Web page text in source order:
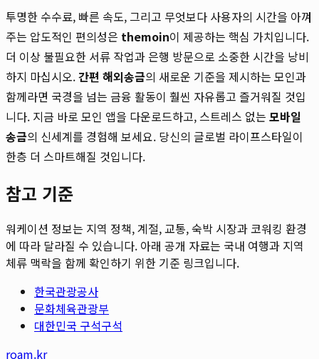
투명한 수수료, 빠른 속도, 그리고 무엇보다 사용자의 시간을 아껴
주는 압도적인 편의성은 themoin이 제공하는 핵심 가치입니다.
더 이상 불필요한 서류 작업과 은행 방문으로 소중한 시간을 낭비
하지 마십시오.간편 해외송금의 새로운 기준을 제시하는 모인과
함께라면 국경을 넘는 금융 활동이 훨씬 자유롭고 즐거워질 것입
니다. 지금 바로 모인 앱을 다운로드하고, 스트레스 없는 모바일
송금의 신세계를 경험해 보세요. 당신의 글로벌 라이프스타일이
한층 더 스마트해질 것입니다.
참고 기준
워케이션 정보는 지역 정책, 계절, 교통, 숙박 시장과 코워킹 환경
에 따라 달라질 수 있습니다. 아래 공개 자료는 국내 여행과 지역
체류 맥락을 함께 확인하기 위한 기준 링크입니다.
한국관광공사
문화체육관광부
대한민국 구석구석
roam.kr